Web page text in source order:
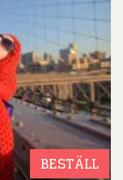
BESTÄLL